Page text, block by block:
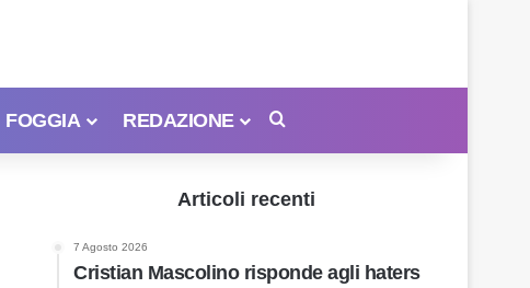
FOGGIA REDAZIONE
Articoli recenti
7 Agosto 2026
Cristian Mascolino risponde agli haters